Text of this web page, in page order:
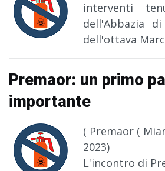
interventi
dell'Abbazia
dell'ottava
Premaor: un primo
importante
( Premaor (
2023)
L'incontro di